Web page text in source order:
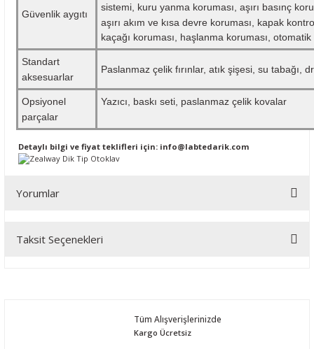
Güvenlik aygıtı
sistemi, kuru yanma koruması, aşırı basınç
aşırı akım ve kısa devre koruması, kapak
kaçağı koruması, haşlanma koruması,
Standart
aksesuarlar
Paslanmaz çelik fırınlar, atık şişesi, su tabağı,
Opsiyonel
parçalar
Yazıcı, baskı seti, paslanmaz çelik kovalar
Detaylı bilgi ve fiyat teklifleri için: info@labtedarik.com
Yorumlar
Taksit Seçenekleri
Tüm Alışverişlerinizde
Kargo Ücretsiz